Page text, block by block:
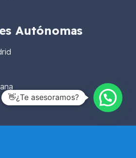
Autónomas
👋¿Te asesoramos?